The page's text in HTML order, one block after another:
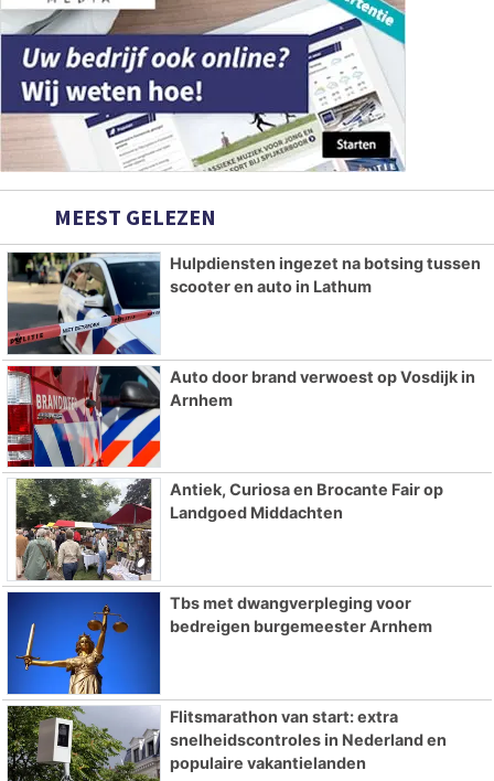
MEEST GELEZEN
Hulpdiensten ingezet na botsing tussen
scooter en auto in Lathum
Auto door brand verwoest op Vosdijk in
Arnhem
Antiek, Curiosa en Brocante Fair op
Landgoed Middachten
Tbs met dwangverpleging voor
bedreigen burgemeester Arnhem
Flitsmarathon van start: extra
snelheidscontroles in Nederland en
populaire vakantielanden